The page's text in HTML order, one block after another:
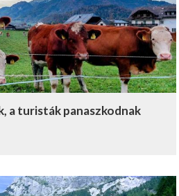
a turisták panaszkodnak